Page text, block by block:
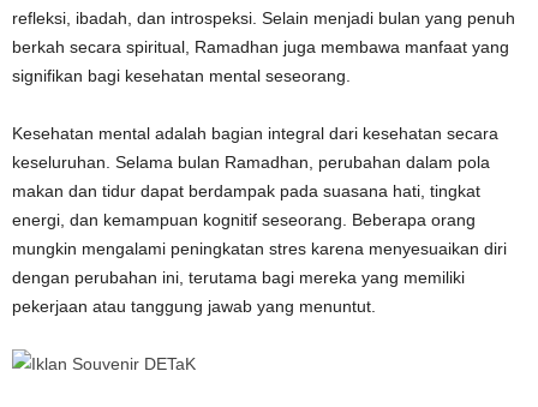
refleksi, ibadah, dan introspeksi. Selain menjadi bulan yang penuh
berkah secara spiritual, Ramadhan juga membawa manfaat yang
signifikan bagi kesehatan mental seseorang.
Kesehatan mental adalah bagian integral dari kesehatan secara
keseluruhan. Selama bulan Ramadhan, perubahan dalam pola
makan dan tidur dapat berdampak pada suasana hati, tingkat
energi, dan kemampuan kognitif seseorang. Beberapa orang
mungkin mengalami peningkatan stres karena menyesuaikan diri
dengan perubahan ini, terutama bagi mereka yang memiliki
pekerjaan atau tanggung jawab yang menuntut.